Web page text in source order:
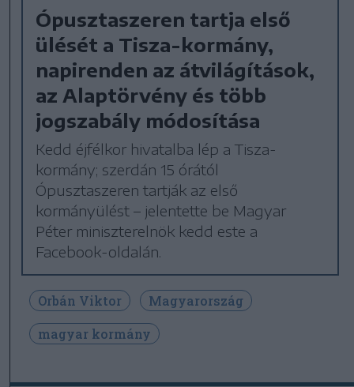
Ópusztaszeren tartja első
ülését a Tisza-kormány,
napirenden az átvilágítások,
az Alaptörvény és több
jogszabály módosítása
Kedd éjfélkor hivatalba lép a Tisza-
kormány; szerdán 15 órától
Ópusztaszeren tartják az első
kormányülést – jelentette be Magyar
Péter miniszterelnök kedd este a
Facebook-oldalán.
Orbán Viktor
Magyarország
magyar kormány